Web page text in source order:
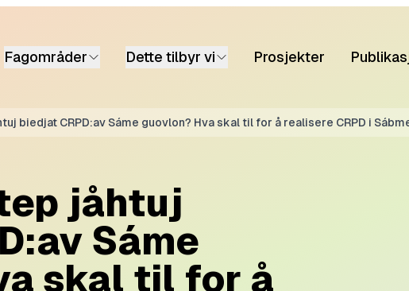
Fagområder Dette tilbyr vi Prosjekter
biedjat CRPD:av Sáme guovlon? Hva skal til for å realisere CRPD i
jåhtuj
Sáme
skal til for å